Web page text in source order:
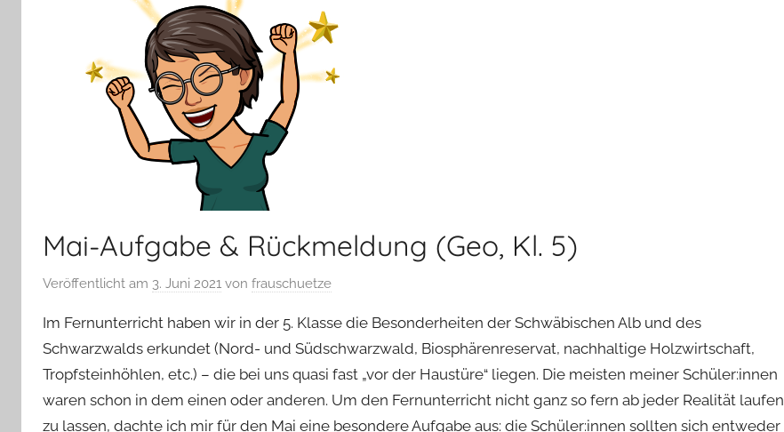
Mai-Aufgabe & Rückmeldung (Geo, Kl. 5)
Veröffentlicht am 3. Juni 2021 von frauschuetze
Im Fernunterricht haben wir in der 5. Klasse die Besonderheiten der Schwäbischen Alb und des
Schwarzwalds erkundet (Nord- und Südschwarzwald, Biosphärenreservat, nachhaltige Holzwirtschaft,
Tropfsteinhöhlen, etc.) – die bei uns quasi fast „vor der Haustüre“ liegen. Die meisten meiner Schüler:innen
waren schon in dem einen oder anderen. Um den Fernunterricht nicht ganz so fern ab jeder Realität laufen
zu lassen, dachte ich mir für den Mai eine besondere Aufgabe aus: die Schüler:innen sollten sich entweder